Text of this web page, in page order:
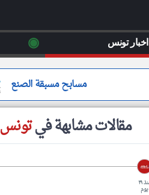
مسابح مسبقة الصنع
مقالات مشابهة فيتونس
منذ ٢٩
يوم
اخبار تونس ◉